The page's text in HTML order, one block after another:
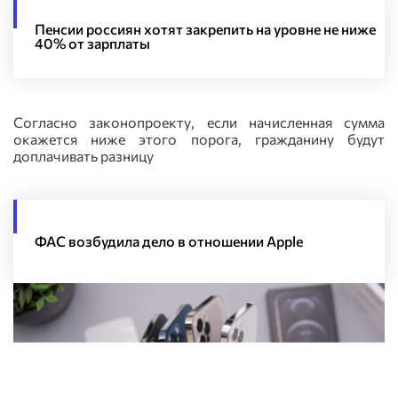
Пенсии россиян хотят закрепить на уровне не ниже
40% от зарплаты
Согласно законопроекту, если начисленная сумма
окажется ниже этого порога, гражданину будут
доплачивать разницу
ФАС возбудила дело в отношении Apple